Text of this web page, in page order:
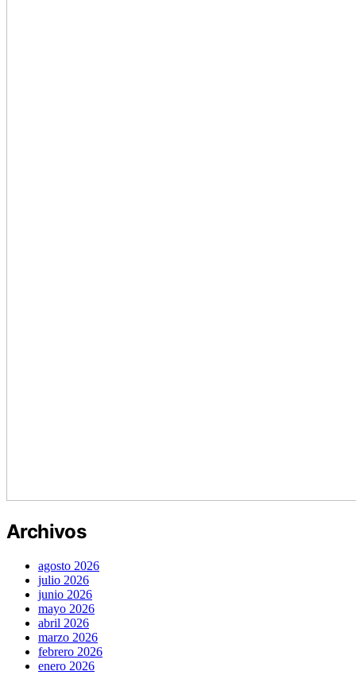
Archivos
agosto 2026
julio 2026
junio 2026
mayo 2026
abril 2026
marzo 2026
febrero 2026
enero 2026